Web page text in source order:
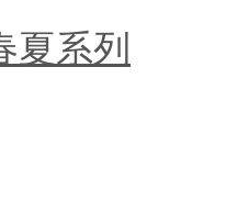
夏系列